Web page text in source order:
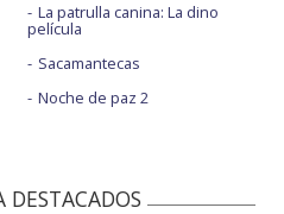
La patrulla canina: La dino
película
Sacamantecas
Noche de paz 2
DESTACADOS